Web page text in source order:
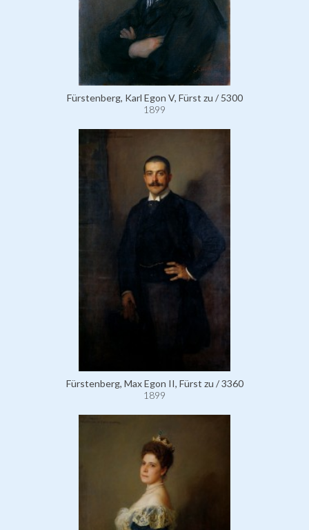
Fürstenberg, Karl Egon V, Fürst zu / 5300
1899
Fürstenberg, Max Egon II, Fürst zu / 3360
1899